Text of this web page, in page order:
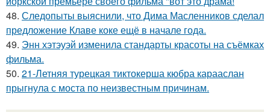
48. Следопыты выяснили, что Дима Масленников сделал
предложение Клаве коке ещё в начале года.
49. Энн хэтэуэй изменила стандарты красоты на съёмках
фильма.
50. 21-Летняя турецкая тиктокерша кюбра карааслан
прыгнула с моста по неизвестным причинам.